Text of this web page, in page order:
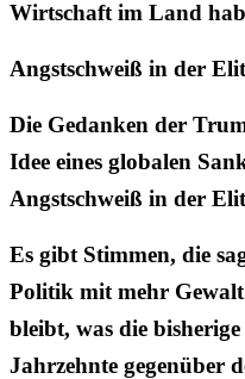
Wirtschaft im Land
Angstschweiß in der
Die Gedanken der
Idee eines globalen
Angstschweiß in der
Es gibt Stimmen, die
Politik mit mehr
bleibt, was die
Jahrzehnte gegenüber